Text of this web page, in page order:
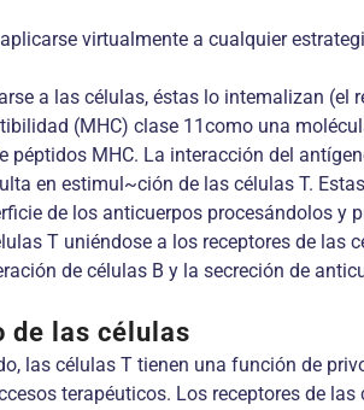
virtualmente a cualquier
a las células, éstas lo intemalizan
(MHC) clase 11como una
péptidos MHC. La interacción del
en estimul~ción de las células T.
de los anticuerpos procesándolos y
T uniéndose a los receptores de las
de células B y la secreción de
de las células
las células T tienen una función de
terapéuticos. Los receptores de